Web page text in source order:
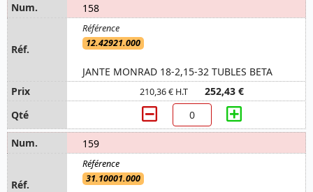
158
12.42921.000
JANTE MONRAD 18-2,15-32 TUBLES BETA
210,36 € H.T 252,43 €
159
31.10001.000